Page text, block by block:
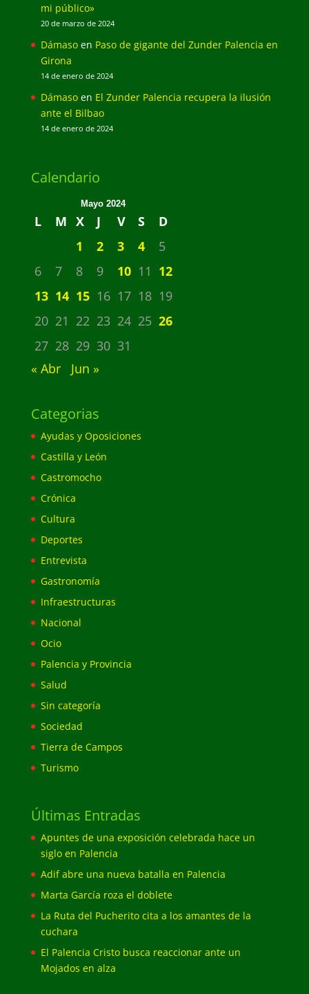
mi público»
20 de marzo de 2024
Dámasoen Paso de gigante del Zunder Palencia en
Girona
14 de enero de 2024
Dámasoen El Zunder Palencia recupera la ilusión
ante el Bilbao
14 de enero de 2024
Calendario
Mayo 2024
L M X J V S
D
1
2 3 4
5
6
7 8 9 10 11 12
13 14 15 16 17 18 19
20 21 22 23 24 25 26
27 28 29 30 31
« Abr
Jun »
Categorias
Ayudas y Oposiciones
Castilla y León
Castromocho
Crónica
Cultura
Deportes
Entrevista
Gastronomía
Infraestructuras
Nacional
Ocio
Palencia y Provincia
Salud
Sin categoría
Sociedad
Tierra de Campos
Turismo
Últimas Entradas
Apuntes de una exposición celebrada hace un
siglo en Palencia
Adif abre una nueva batalla en Palencia
Marta García roza el doblete
La Ruta del Pucherito cita a los amantes de la
cuchara
El Palencia Cristo busca reaccionar ante un
Mojados en alza